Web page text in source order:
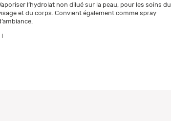
l’hydrolat non dilué sur la peau, pour les soins du
et du corps. Convient également comme spray
l